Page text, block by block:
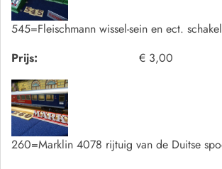
545=Fleischmann wissel-sein en ect.
Prijs:
€ 3,00
260=Marklin 4078 rijtuig van de Duitse